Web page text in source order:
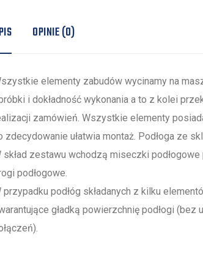
OPINIE (0)
elementy zabudów wycinamy na
i dokładność wykonania a to z kolei
zamówień. Wszystkie elementy
zdecydowanie ułatwia montaż. Podłoga ze
skład zestawu wchodzą miseczki
podłogowe.
przypadku podłóg składanych z kilku
gładką powierzchnię podłogi